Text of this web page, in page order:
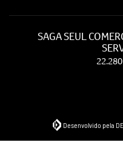
SAGA SEUL
Desenvolvido pela